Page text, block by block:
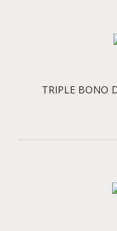
TRIPLE BONO